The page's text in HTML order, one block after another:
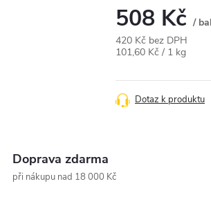
508 Kč /
420 Kč bez DPH
Měrná
101,60 Kč / 1 kg
Dotaz k produktu
Doprava zdarma
při nákupu nad 18 000 Kč